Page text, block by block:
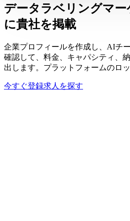
データラベリングマ
に貴社を掲載
企業プロフィールを作成し、AIチ
確認して、料金、キャパシティ、
出します。プラットフォームのロ
今すぐ登録求人を探す